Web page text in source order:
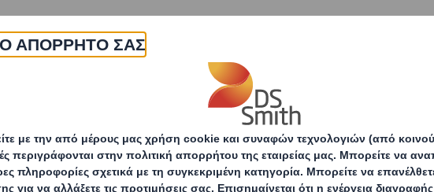
Η εταιρεία Προϊόντα & υπηρεσίες
Πώς να κάνετε τη συσκευασία σας κατάλληλη